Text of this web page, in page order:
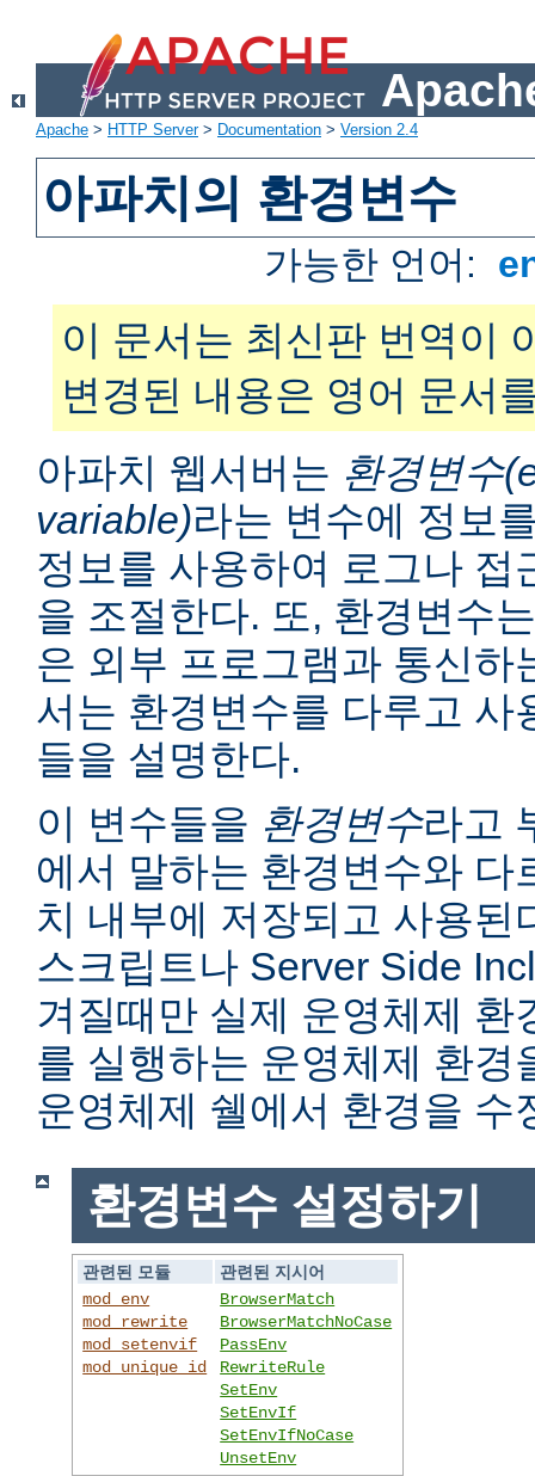
Apache > HTTP Server> Documentation > Version 2.4
아파치의 환경변수
가능한 언어:
이 문서는 최신판 번역이
변경된 내용은 영어 문서
아파치 웹서버는 환경변수
variable)라는 변수에 정보
정보를 사용하여 로그나 접
을 조절한다. 또, 환경변수
은 외부 프로그램과 통신하
서는 환경변수를 다루고 사
들을 설명한다.
이 변수들을 환경변수라고
에서 말하는 환경변수와 다
치 내부에 저장되고 사용된
스크립트나 Server Side
겨질때만 실제 운영체제 환
를 실행하는 운영체제 환경
운영체제 쉘에서 환경을 수
환경변수 설정하기
관련된 모듈
관련된 지시어
mod_env
mod_rewrite
mod_setenvif
mod_unique_id
BrowserMatch
BrowserMatchNoCase
PassEnv
RewriteRule
SetEnv
SetEnvIf
SetEnvIfNoCase
UnsetEnv